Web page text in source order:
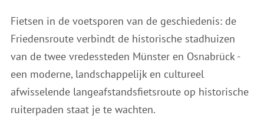
Fietsen in de voetsporen van de geschiedenis: de
Friedensroute verbindt de historische stadhuizen
van de twee vredessteden Münster en Osnabrück -
een moderne, landschappelijk en cultureel
afwisselende langeafstandsfietsroute op historische
ruiterpaden staat je te wachten.